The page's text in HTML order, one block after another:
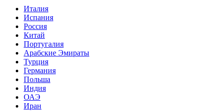
Италия
Испания
Россия
Китай
Португалия
Арабские Эмираты
Турция
Германия
Польша
Индия
ОАЭ
Иран